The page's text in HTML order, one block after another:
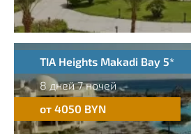
TIA Heights Makadi Bay 5*
8 дней 7 ночей
от 4050 BYN